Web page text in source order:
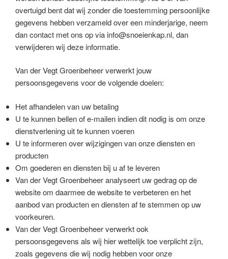
overtuigd bent dat wij zonder die toestemming persoonlijke
gegevens hebben verzameld over een minderjarige, neem
dan contact met ons op via info@snoeienkap.nl, dan
verwijderen wij deze informatie.
Van der Vegt Groenbeheer verwerkt jouw
persoonsgegevens voor de volgende doelen:
Het afhandelen van uw betaling
U te kunnen bellen of e-mailen indien dit nodig is om onze
dienstverlening uit te kunnen voeren
U te informeren over wijzigingen van onze diensten en
producten
Om goederen en diensten bij u af te leveren
Van der Vegt Groenbeheer analyseert uw gedrag op de
website om daarmee de website te verbeteren en het
aanbod van producten en diensten af te stemmen op uw
voorkeuren.
Van der Vegt Groenbeheer verwerkt ook
persoonsgegevens als wij hier wettelijk toe verplicht zijn,
zoals gegevens die wij nodig hebben voor onze